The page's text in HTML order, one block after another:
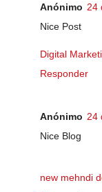
Anónimo 24
Nice Post
Digital
Responder
Anónimo 24
Nice Blog
new mehndi